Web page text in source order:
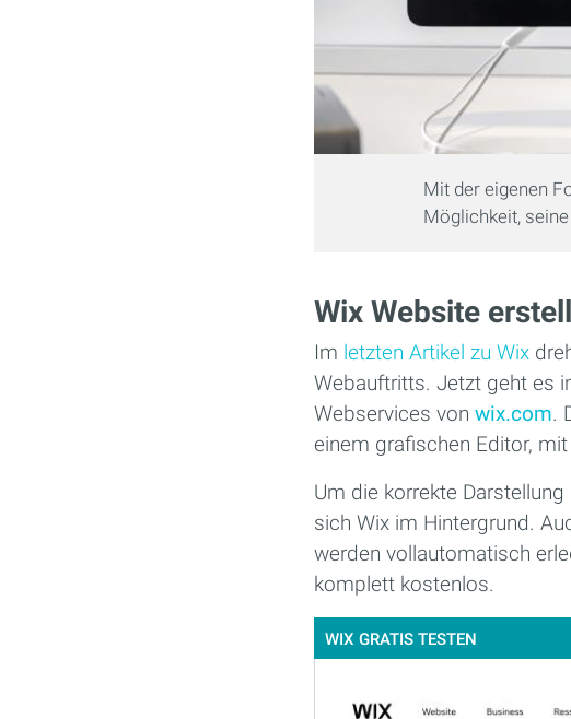
Mit der eigenen
Möglichkeit,
Wix Website
Im letzten Artikel zu Wix
Webauftritts. Jetzt geht es
Webservices von wix.com.
einem grafischen Editor,
Um die korrekte
sich Wix im Hintergrund.
werden vollautomatisch
komplett kostenlos.
WIX GRATIS TESTEN